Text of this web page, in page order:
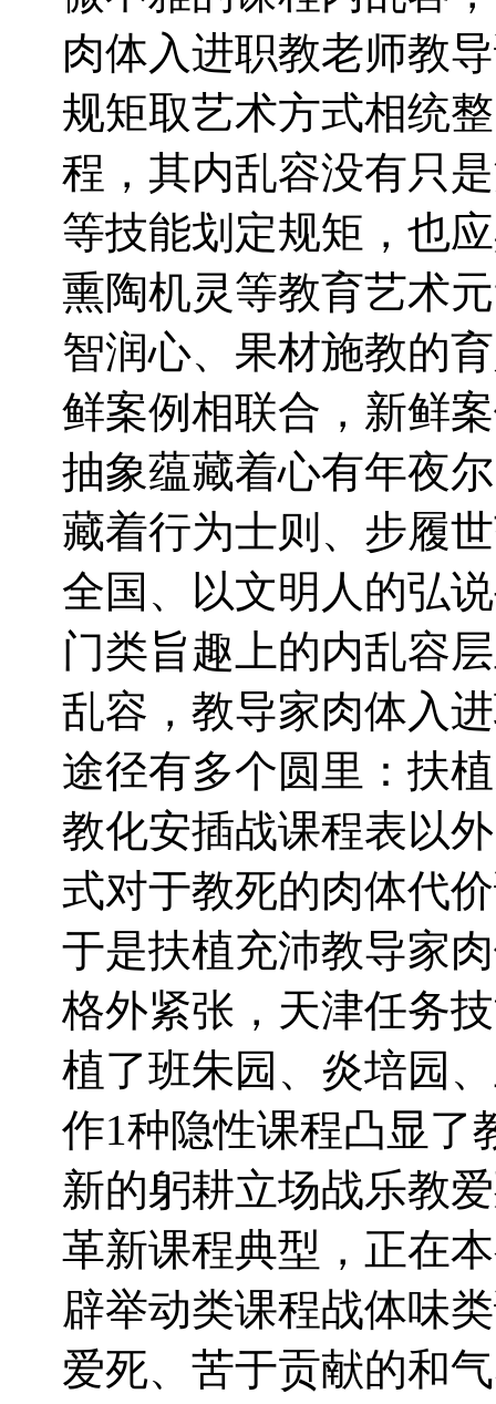
肉体入进职教老师教
规矩取艺术方式相统
程，其内乱容没有只
等技能划定规矩，也
熏陶机灵等教育艺术
智润心、果材施教的
鲜案例相联合，新鲜
抽象蕴藏着心有年夜
藏着行为士则、步履
全国、以文明人的弘
门类旨趣上的内乱容
乱容，教导家肉体入
途径有多个圆里：扶
教化安插战课程表以
式对于教死的肉体代
于是扶植充沛教导家
格外紧张，天津任务
植了班朱园、炎培园
作1种隐性课程凸显了
新的躬耕立场战乐教
革新课程典型，正在
辟举动类课程战体味
爱死、苦于贡献的和